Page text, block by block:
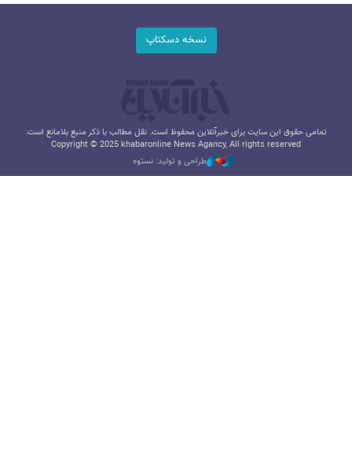
نسخه دسکتاپ
تمامی حقوق این سایت برای خبرآنلاین محفوظ است. نقل مطالب با ذکر منبع بلامانع است.
Copyright © 2025 khabaronline News Agancy, All rights reserved
طراحی و تولید: نستوه